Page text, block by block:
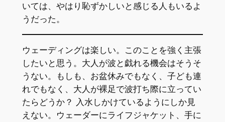
いては、やはり恥ずかしいと感じる人もいるよ
うだった。
ウェーディングは楽しい。このことを強く主張
したいと思う。大人が波と戯れる機会はそうそ
うない。もしも、お盆休みでもなく、子ども連
れでもなく、大人が裸足で波打ち際に立ってい
たらどうか？ 入水しかけているようにしか見
えない。ウェーダーにライフジャケット、手に